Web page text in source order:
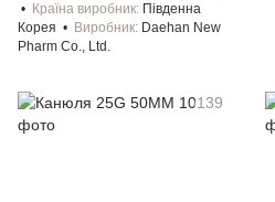
Країна виробник Південна
Корея
Виробник Daehan New
Pharm Co., Ltd.